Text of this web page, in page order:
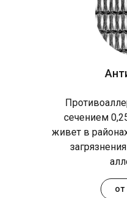
сечением
живет в
от